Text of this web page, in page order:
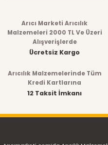
Arıcı Marketi Arıcılık
Malzemeleri 2000 TL Ve Üzeri
Alışverişlerde
Ücretsiz Kargo
Arıcılık Malzemelerinde Tüm
Kredi Kartlarına
12 Taksit İmkanı